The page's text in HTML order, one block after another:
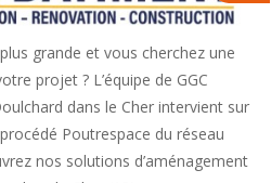
grande et vous cherchez une
projet ? L’équipe de GGC
dans le Cher intervient sur
Poutrespace du réseau
nos solutions d’aménagement